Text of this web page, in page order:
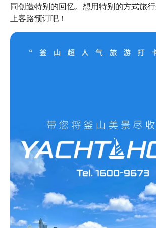
同创造特别的回忆。想用特别的方式旅
上客路预订吧！